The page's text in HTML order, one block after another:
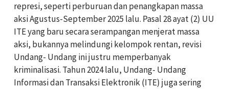
represi, seperti perburuan dan penangkapan massa
aksi Agustus-September 2025 lalu. Pasal 28 ayat (2) UU
ITE yang baru secara serampangan menjerat massa
aksi, bukannya melindungi kelompok rentan, revisi
Undang- Undang ini justru memperbanyak
kriminalisasi. Tahun 2024 lalu, Undang- Undang
Informasi dan Transaksi Elektronik (ITE) juga sering